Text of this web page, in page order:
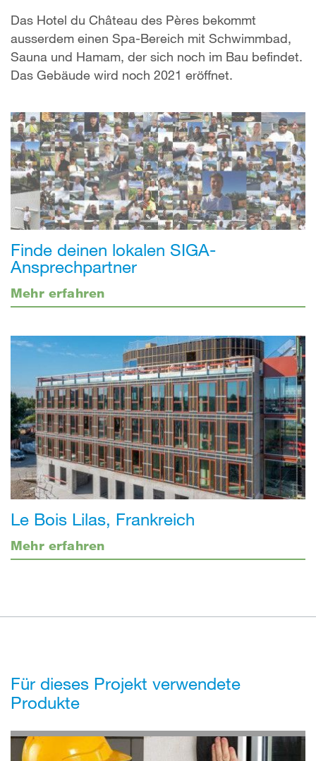
Das Hotel du Château des Pères bekommt
ausserdem einen Spa-Bereich mit Schwimmbad,
Sauna und Hamam, der sich noch im Bau befindet.
Das Gebäude wird noch 2021 eröffnet.
Finde deinen lokalen SIGA-
Ansprechpartner
Mehr erfahren
Le Bois Lilas, Frankreich
Mehr erfahren
Für dieses Projekt verwendete
Produkte